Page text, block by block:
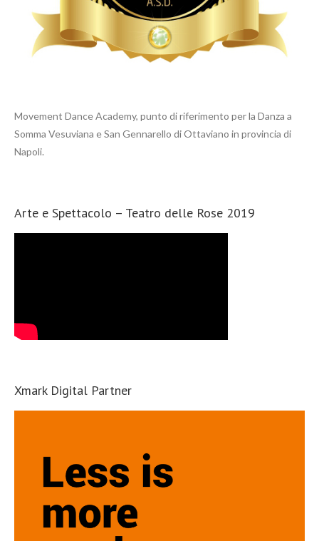
Movement Dance Academy, punto di riferimento per la Danza a
Somma Vesuviana e San Gennarello di Ottaviano in provincia di
Napoli.
Arte e Spettacolo – Teatro delle Rose 2019
Xmark Digital Partner